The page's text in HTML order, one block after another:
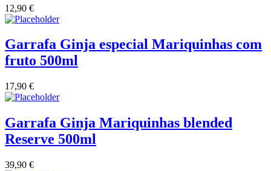
Vinhos Nunes Mata - Lisboa
12,90 €
Garrafa Ginja especial Mariquinhas com
fruto 500ml
17,90 €
Garrafa Ginja Mariquinhas blended
Reserve 500ml
39,90 €